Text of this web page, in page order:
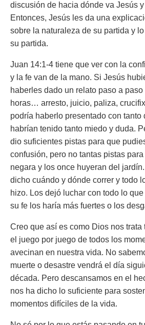
discusión de hacia dónde va Jesús
Entonces, Jesús les da una
sobre la naturaleza de su partida y
su partida.
Juan 14:1-4 tiene que ver con la
y la fe van de la mano. Si Jesús
haberles dado un relato paso a
horas… arresto, juicio, paliza,
podría haberlo presentado con tanto
habrían tenido tanto miedo y duda.
dio suficientes pistas para que
confusión, pero no tantas pistas
negara y los once huyeran del
dicho cuándo y dónde correr y todo
hizo. Los dejó luchar con todo lo
su fe los haría más fuertes o los
Creo que así es como Dios nos trata
el juego por juego de todos los
avecinan en nuestra vida. No
muerte o desastre vendrá el día
década. Pero descansamos en el
nos ha dicho lo suficiente para
momentos difíciles de la vida.